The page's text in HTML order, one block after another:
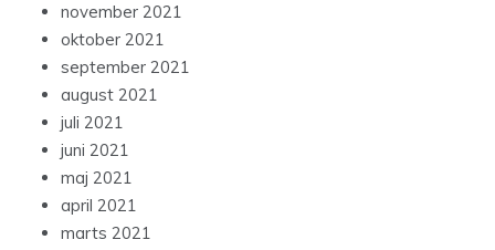
november 2021
oktober 2021
september 2021
august 2021
juli 2021
juni 2021
maj 2021
april 2021
marts 2021